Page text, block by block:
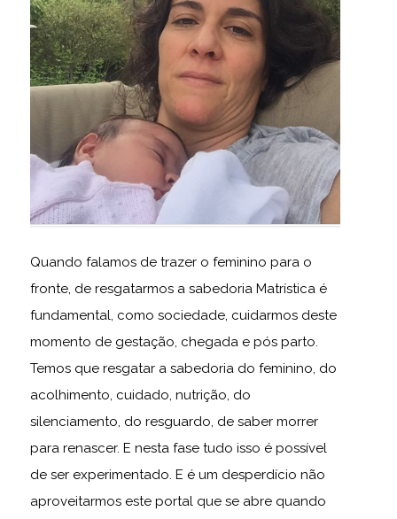
Quando falamos de trazer o feminino para o
fronte, de resgatarmos a sabedoria Matrística é
fundamental, como sociedade, cuidarmos deste
momento de gestação, chegada e pós parto.
Temos que resgatar a sabedoria do feminino, do
acolhimento, cuidado, nutrição, do
silenciamento, do resguardo, de saber morrer
para renascer. E nesta fase tudo isso é possível
de ser experimentado. E é um desperdício não
aproveitarmos este portal que se abre quando